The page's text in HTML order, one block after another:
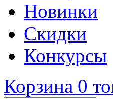
Новинки
Скидки
Конкурсы
Корзина 0